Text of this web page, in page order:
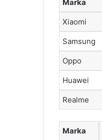
Marka
Xiaomi
Samsung
Oppo
Huawei
Realme
Marka